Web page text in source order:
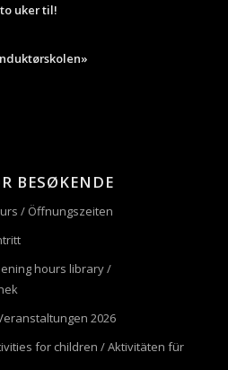
uker til!
BESØKENDE
/ Öffnungszeiten
hours library /
2026
for children / Aktivitäten für